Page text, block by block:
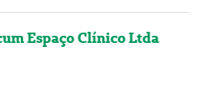
Espaço Clínico Ltda